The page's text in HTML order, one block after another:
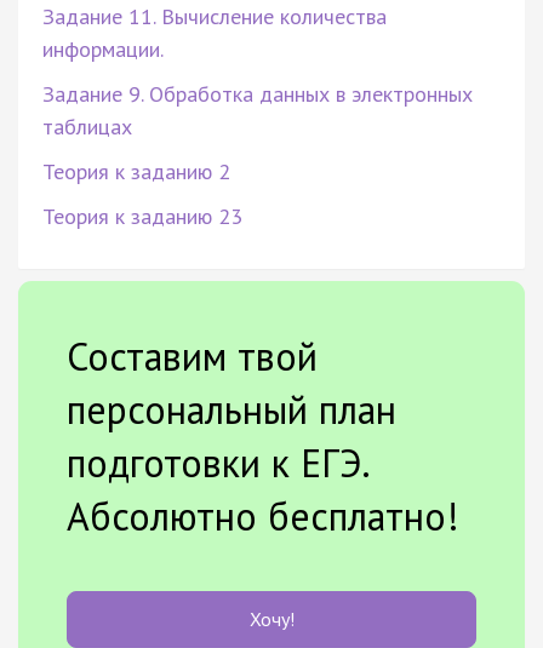
Задание 11. Вычисление количества
информации.
Задание 9. Обработка данных в электронных
таблицах
Теория к заданию 2
Теория к заданию 23
Составим твой
персональный план
подготовки к ЕГЭ.
Абсолютно бесплатно!
Хочу!